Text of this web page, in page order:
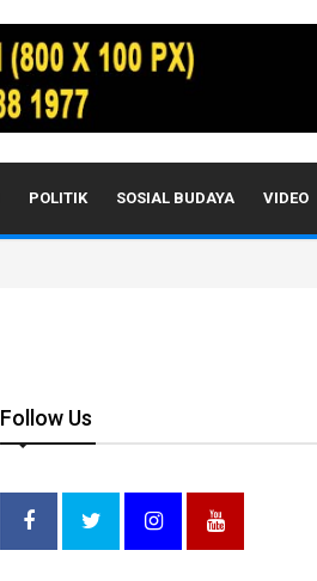
POLITIK SOSIAL BUDAYA VIDEO
Follow Us